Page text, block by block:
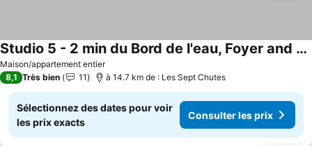
Maison/appartement entier
Studio 5 - 2 min du Bord de l'eau, Foyer and Barbecue
8,1 Très bien 11 à 14.7 km de : Les Sept Chutes
Sélectionnez des dates pour voir
les prix exacts
Consulter les prix